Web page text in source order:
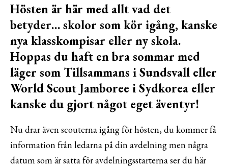
Hösten är här med allt vad det
betyder… skolor som kör igång, kanske
nya klasskompisar eller ny skola.
Hoppas du haft en bra sommar med
läger som Tillsammans i Sundsvall eller
World Scout Jamboree i Sydkorea eller
kanske du gjort något eget äventyr!
Nu drar även scouterna igång för hösten, du kommer få
information från ledarna på din avdelning men några
datum som är satta för avdelningsstarterna ser du här